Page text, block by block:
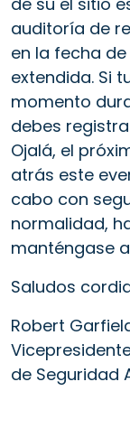
auditoría de
en la fecha
extendida. Si
momento
debes
Ojalá, el
atrás este
cabo con
normalidad,
manténgase
Saludos
Robert
de Seguridad